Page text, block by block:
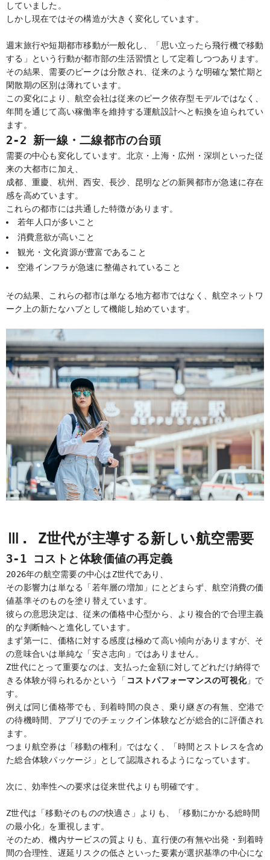
していました。
しかし現在ではその構造が大きく変化しています。
週末旅行や短期都市移動が一般化し、「思い立ったら飛行機で移動
する」という行動が都市部の生活習慣として定着しつつあります。
その結果、需要のピークは分散され、従来のような明確な繁忙期と
閑散期の区別は薄れています。
この変化により、航空会社は従来のピーク依存型モデルではなく、
年間を通じて高い稼働率を維持する運航設計へと転換を迫られてい
ます。
2-2 新一線・二線都市の台頭
需要の中心も変化しています。北京・上海・広州・深圳といった従
来の大都市に加え、
成都、重慶、杭州、西安、長沙、昆明などの新興都市が急速に存在
感を高めています。
これらの都市には共通した特徴があります。
若年人口が多いこと
消費意欲が高いこと
観光・文化資源が豊富であること
空港インフラが急速に整備されていること
その結果、これらの都市は単なる地方都市ではなく、航空ネットワ
ーク上の新たなハブとして機能し始めています。
Ⅲ. Z世代が主導する新しい航空需要
3-1 コストと体験価値の再定義
2026年の航空需要の中心はZ世代であり、
その影響力は単なる「若年層の増加」にとどまらず、航空消費の価
値基準そのものを塗り替えています。
彼らの意思決定は、従来の価格中心型から、より複合的で合理主義
的な判断軸へと進化しています。
まず第一に、価格に対する感度は極めて高い傾向がありますが、そ
の意味合いは単純な「安さ志向」ではありません。
Z世代にとって重要なのは、支払った金額に対してどれだけ納得で
きる体験が得られるかという「 コストパフォーマンスの可視化」で
す。
例えば同じ価格帯でも、到着時間の良さ、乗り継ぎの有無、空港で
の待機時間、アプリでのチェックイン体験などが総合的に評価され
ます。
つまり航空券は「移動の権利」ではなく、「時間とストレスを含め
た総合体験パッケージ」として認識されるようになっています。
次に、効率性への要求は従来世代よりも明確です。
Z世代は「移動そのものの快適さ」よりも、「移動にかかる総時間
の最小化」を重視します。
そのため、機内サービスの質よりも、直行便の有無や出発・到着時
間の合理性、遅延リスクの低さといった要素が選択基準の中心にな